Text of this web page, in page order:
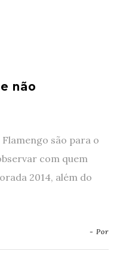
não
são para o
com quem
2014, além do
- Por